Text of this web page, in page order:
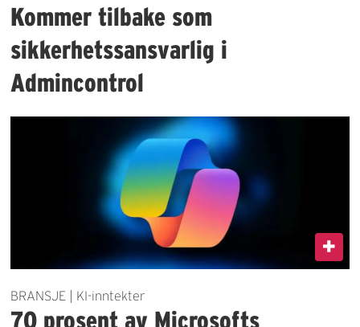
Kommer tilbake som
sikkerhetssansvarlig i
Admincontrol
BRANSJE | KI-inntekter
70 prosent av Microsofts